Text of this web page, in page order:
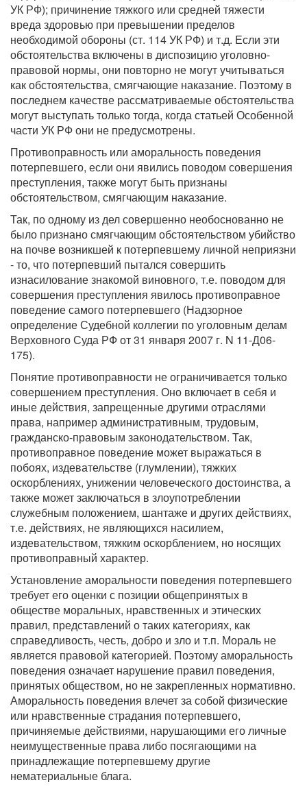
УК РФ); причинение тяжкого или средней тяжести
вреда здоровью при превышении пределов
необходимой обороны (ст. 114 УК РФ) и т.д. Если эти
обстоятельства включены в диспозицию уголовно-
правовой нормы, они повторно не могут учитываться
как обстоятельства, смягчающие наказание. Поэтому в
последнем качестве рассматриваемые обстоятельства
могут выступать только тогда, когда статьей Особенной
части УК РФ они не предусмотрены.
Противоправность или аморальность поведения
потерпевшего, если они явились поводом совершения
преступления, также могут быть признаны
обстоятельством, смягчающим наказание.
Так, по одному из дел совершенно необоснованно не
было признано смягчающим обстоятельством убийство
на почве возникшей к потерпевшему личной неприязни
- то, что потерпевший пытался совершить
изнасилование знакомой виновного, т.е. поводом для
совершения преступления явилось противоправное
поведение самого потерпевшего (Надзорное
определение Судебной коллегии по уголовным делам
Верховного Суда РФ от 31 января 2007 г. N 11-Д06-
175).
Понятие противоправности не ограничивается только
совершением преступления. Оно включает в себя и
иные действия, запрещенные другими отраслями
права, например административным, трудовым,
гражданско-правовым законодательством. Так,
противоправное поведение может выражаться в
побоях, издевательстве (глумлении), тяжких
оскорблениях, унижении человеческого достоинства, а
также может заключаться в злоупотреблении
служебным положением, шантаже и других действиях,
т.е. действиях, не являющихся насилием,
издевательством, тяжким оскорблением, но носящих
противоправный характер.
Установление аморальности поведения потерпевшего
требует его оценки с позиции общепринятых в
обществе моральных, нравственных и этических
правил, представлений о таких категориях, как
справедливость, честь, добро и зло и т.п. Мораль не
является правовой категорией. Поэтому аморальность
поведения означает нарушение правил поведения,
принятых обществом, но не закрепленных нормативно.
Аморальность поведения влечет за собой физические
или нравственные страдания потерпевшего,
причиняемые действиями, нарушающими его личные
неимущественные права либо посягающими на
принадлежащие потерпевшему другие
нематериальные блага.